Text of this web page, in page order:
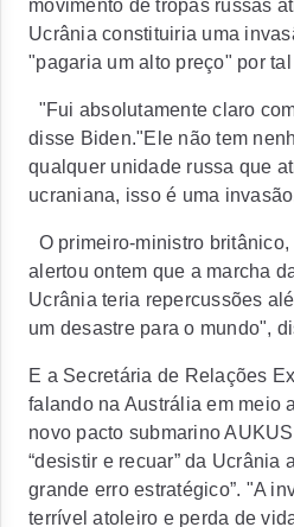
movimento de tropas russas
Ucrânia constituiria uma
"pagaria um alto preço" por tal
"Fui absolutamente claro
disse Biden."Ele não tem
qualquer unidade russa que
ucraniana, isso é uma
O primeiro-ministro
alertou ontem que a marcha
Ucrânia teria repercussões
um desastre para o mundo",
E a Secretária de Relações
falando na Austrália em meio
novo pacto submarino
“desistir e recuar” da Ucrânia
grande erro estratégico”. "A
terrível atoleiro e perda de